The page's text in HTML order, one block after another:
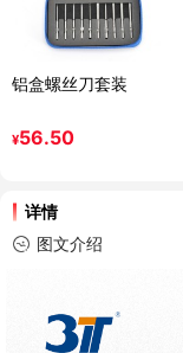
铝盒螺丝刀套装
¥56.50
详情
图文介绍